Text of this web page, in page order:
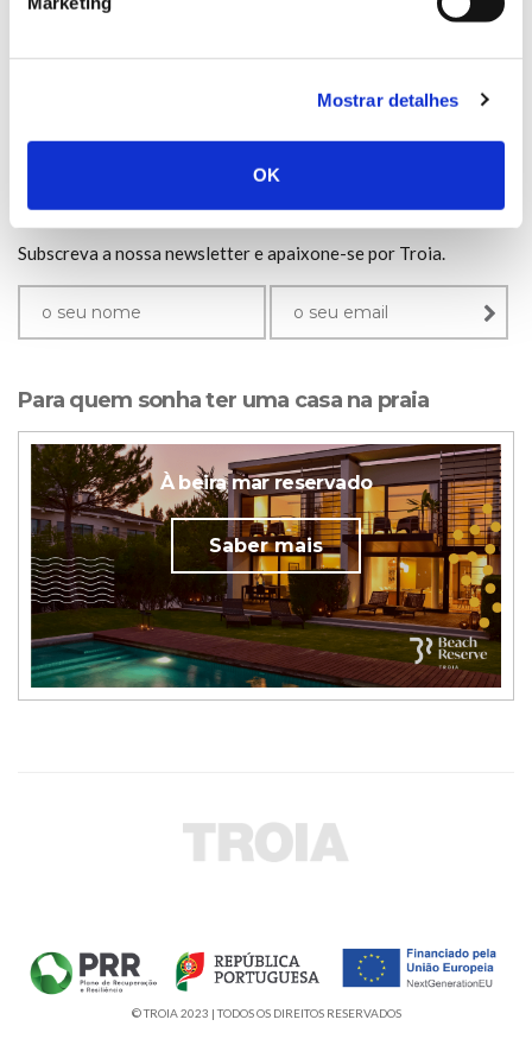
Mostrar detalhes
OK
doenças.
newsletter.
Subscreva a nossa newsletter e apaixone-se por Troia.
Para quem sonha ter uma casa na praia
À beira mar reservado
Saber mais
© TROIA 2023 | TODOS OS DIREITOS RESERVADOS